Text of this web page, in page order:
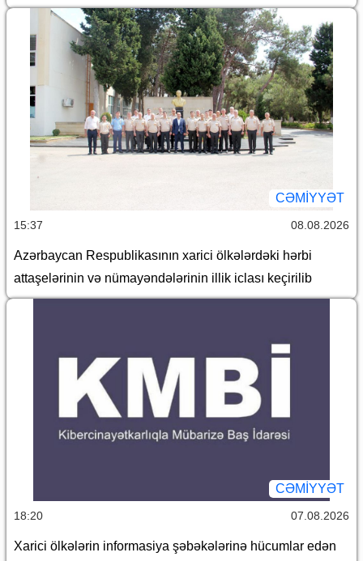
CƏMİYYƏT
15:37 08.08.2026
Azərbaycan Respublikasının xarici ölkələrdəki hərbi
attaşelərinin və nümayəndələrinin illik iclası keçirilib
CƏMİYYƏT
18:20 07.08.2026
Xarici ölkələrin informasiya şəbəkələrinə hücumlar edən